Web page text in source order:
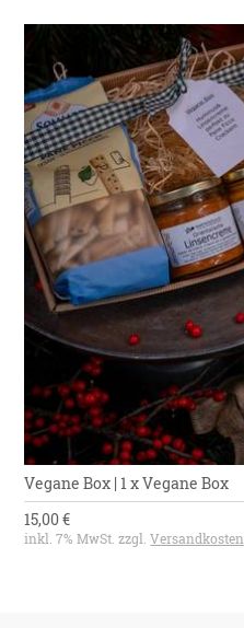
Vegane Box | 1 x Vegane Box
15,00 €
inkl. 7% MwSt. zzgl.Versandkosten